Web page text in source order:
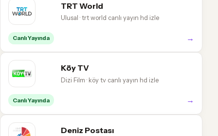
TRT World
Ulusal · trt world canlı yayın hd izle
Canlı Yayında →
Köy TV
Dizi Film · köy tv canlı yayın hd izle
Canlı Yayında →
Deniz Postası